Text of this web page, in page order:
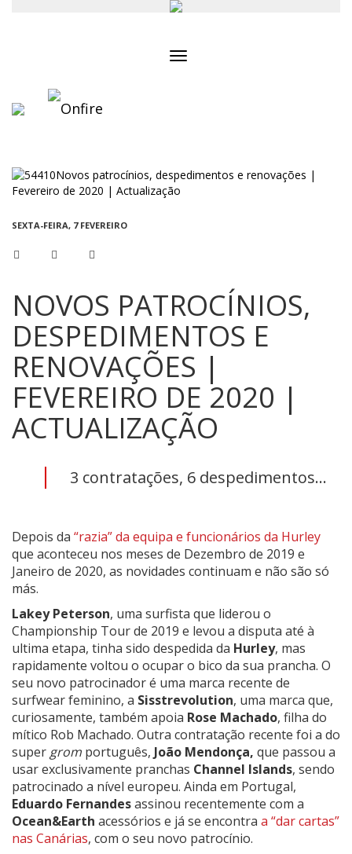
SEXTA-FEIRA, 7 FEVEREIRO
NOVOS PATROCÍNIOS,
DESPEDIMENTOS E
RENOVAÇÕES |
FEVEREIRO DE 2020 |
ACTUALIZAÇÃO
3 contratações, 6 despedimentos...
Depois da “razia” da equipa e funcionários da Hurley
que aconteceu nos meses de Dezembro de 2019 e
Janeiro de 2020, as novidades continuam e não são só
más.
Lakey Peterson, uma surfista que liderou o
Championship Tour de 2019 e levou a disputa até à
ultima etapa, tinha sido despedida da Hurley, mas
rapidamente voltou o ocupar o bico da sua prancha. O
seu novo patrocinador é uma marca recente de
surfwear feminino, a Sisstrevolution, uma marca que,
curiosamente, também apoia Rose Machado, filha do
mítico Rob Machado. Outra contratação recente foi a do
supergrom português, João Mendonça, que passou a
usar exclusivamente pranchas Channel Islands, sendo
patrocinado a nível europeu. Ainda em Portugal,
Eduardo Fernandesassinou recentemente com a
Ocean&Earth acessórios e já se encontra a “dar cartas”
nas Canárias, com o seu novo patrocínio.